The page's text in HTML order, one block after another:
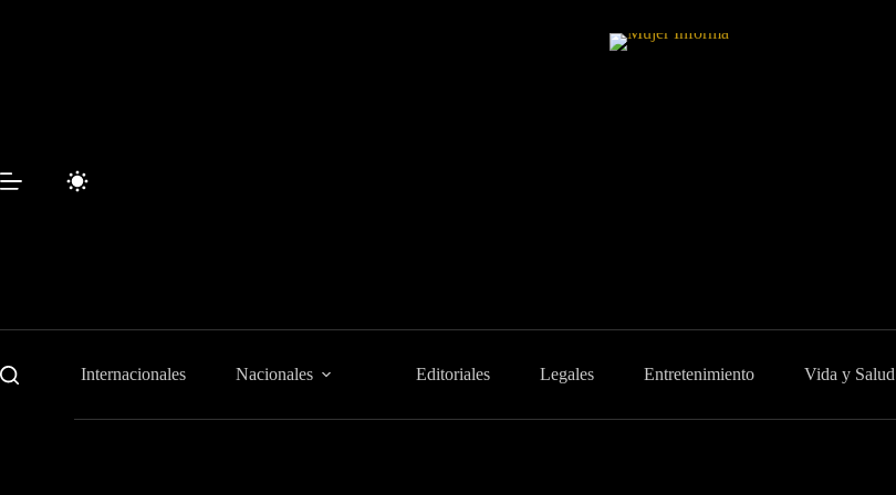
Internacionales Nacionales Editoriales Legales Entretenimiento Vida y Salud